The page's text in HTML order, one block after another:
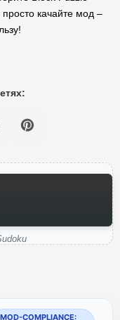
качайте мод –
MOD-COMPLIANCE: